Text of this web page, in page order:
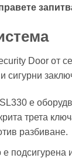
Door от
сигурни
е
трета
разбиване.
подсигурена